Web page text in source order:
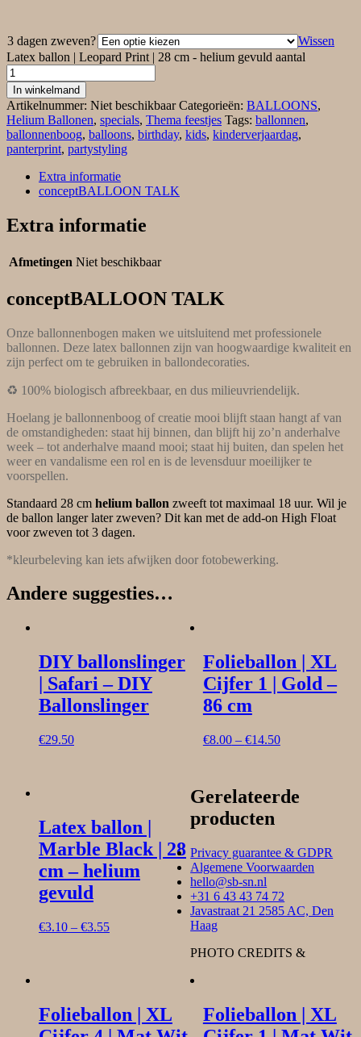
3 dagen zweven?
Wissen
Latex ballon | Leopard Print | 28 cm - helium gevuld aantal
In winkelmand
Artikelnummer: Niet beschikbaar Categorieën: BALLOONS,
Helium Ballonen, specials, Thema feestjes Tags: ballonnen,
ballonnenboog, balloons, birthday, kids, kinderverjaardag,
panterprint, partystyling
Extra informatie
conceptBALLOON TALK
Extra informatie
Afmetingen Niet beschikbaar
conceptBALLOON TALK
Onze ballonnenbogen maken we uitsluitend met professionele
ballonnen. Deze latex ballonnen zijn van hoogwaardige kwaliteit en
zijn perfect om te gebruiken in ballondecoraties.
♻️ 100% biologisch afbreekbaar, en dus milieuvriendelijk.
Hoelang je ballonnenboog of creatie mooi blijft staan hangt af van
de omstandigheden: staat hij binnen, dan blijft hij zo’n anderhalve
week – tot anderhalve maand mooi; staat hij buiten, dan spelen het
weer en vandalisme een rol en is de levensduur moeilijker te
voorspellen.
Standaard 28 cm helium ballon zweeft tot maximaal 18 uur. Wil je
de ballon langer later zweven? Dit kan met de add-on High Float
voor zweven tot 3 dagen.
*kleurbeleving kan iets afwijken door fotobewerking.
Andere suggesties…
DIY ballonslinger
| Safari – DIY
Ballonslinger
€29.50
Folieballon | XL
Cijfer 1 | Gold –
86 cm
€8.00– €14.50
Latex ballon |
Marble Black | 28
cm – helium
gevuld
€3.10 – €3.55
Gerelateerde
producten
Folieballon | XL
Folieballon | XL
Privacy guarantee & GDPR
Algemene Voorwaarden
hello@sb-sn.nl
+31 6 43 43 74 72
Javastraat 21 2585 AC, Den
Haag
PHOTO CREDITS &